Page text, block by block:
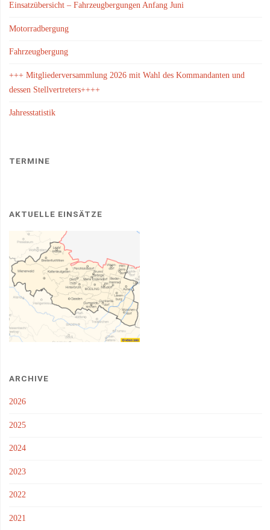
Einsatzübersicht – Fahrzeugbergungen Anfang Juni
Motorradbergung
Fahrzeugbergung
+++ Mitgliederversammlung 2026 mit Wahl des Kommandanten und
dessen Stellvertreters++++
Jahresstatistik
TERMINE
AKTUELLE EINSÄTZE
ARCHIVE
2026
2025
2024
2023
2022
2021